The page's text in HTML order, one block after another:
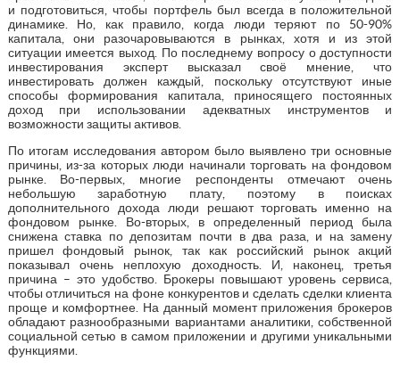
и подготовиться, чтобы портфель был всегда в положительной
динамике. Но, как правило, когда люди теряют по 50-90%
капитала, они разочаровываются в рынках, хотя и из этой
ситуации имеется выход. По последнему вопросу о доступности
инвестирования эксперт высказал своё мнение, что
инвестировать должен каждый, поскольку отсутствуют иные
способы формирования капитала, приносящего постоянных
доход при использовании адекватных инструментов и
возможности защиты активов.
По итогам исследования автором было выявлено три основные
причины, из-за которых люди начинали торговать на фондовом
рынке. Во-первых, многие респонденты отмечают очень
небольшую заработную плату, поэтому в поисках
дополнительного дохода люди решают торговать именно на
фондовом рынке. Во-вторых, в определенный период была
снижена ставка по депозитам почти в два раза, и на замену
пришел фондовый рынок, так как российский рынок акций
показывал очень неплохую доходность. И, наконец, третья
причина – это удобство. Брокеры повышают уровень сервиса,
чтобы отличиться на фоне конкурентов и сделать сделки клиента
проще и комфортнее. На данный момент приложения брокеров
обладают разнообразными вариантами аналитики, собственной
социальной сетью в самом приложении и другими уникальными
функциями.